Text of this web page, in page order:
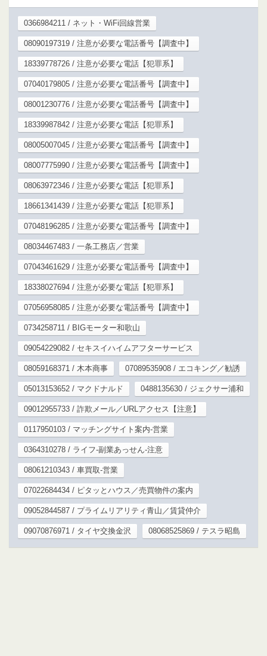
0366984211 / ネット・WiFi回線営業
08090197319 / 注意が必要な電話番号【調査中】
18339778726 / 注意が必要な電話【犯罪系】
07040179805 / 注意が必要な電話番号【調査中】
08001230776 / 注意が必要な電話番号【調査中】
18339987842 / 注意が必要な電話【犯罪系】
08005007045 / 注意が必要な電話番号【調査中】
08007775990 / 注意が必要な電話番号【調査中】
08063972346 / 注意が必要な電話【犯罪系】
18661341439 / 注意が必要な電話【犯罪系】
07048196285 / 注意が必要な電話番号【調査中】
08034467483 / 一条工務店／営業
07043461629 / 注意が必要な電話番号【調査中】
18338027694 / 注意が必要な電話【犯罪系】
07056958085 / 注意が必要な電話番号【調査中】
0734258711 / BIGモーター和歌山
09054229082 / セキスイハイムアフターサービス
08059168371 / 木本商事 07089535908 / エコキング／勧誘
05013153652 / マクドナルド 0488135630 / ジェクサー浦和
09012955733 / 詐欺メール／URLアクセス【注意】
0117950103 / マッチングサイト案内-営業
0364310278 / ライフ-副業あっせん-注意
08061210343 / 車買取-営業
07022684434 / ピタッとハウス／売買物件の案内
09052844587 / プライムリアリティ青山／賃貸仲介
09070876971 / タイヤ交換金沢 08068525869 / テスラ昭島